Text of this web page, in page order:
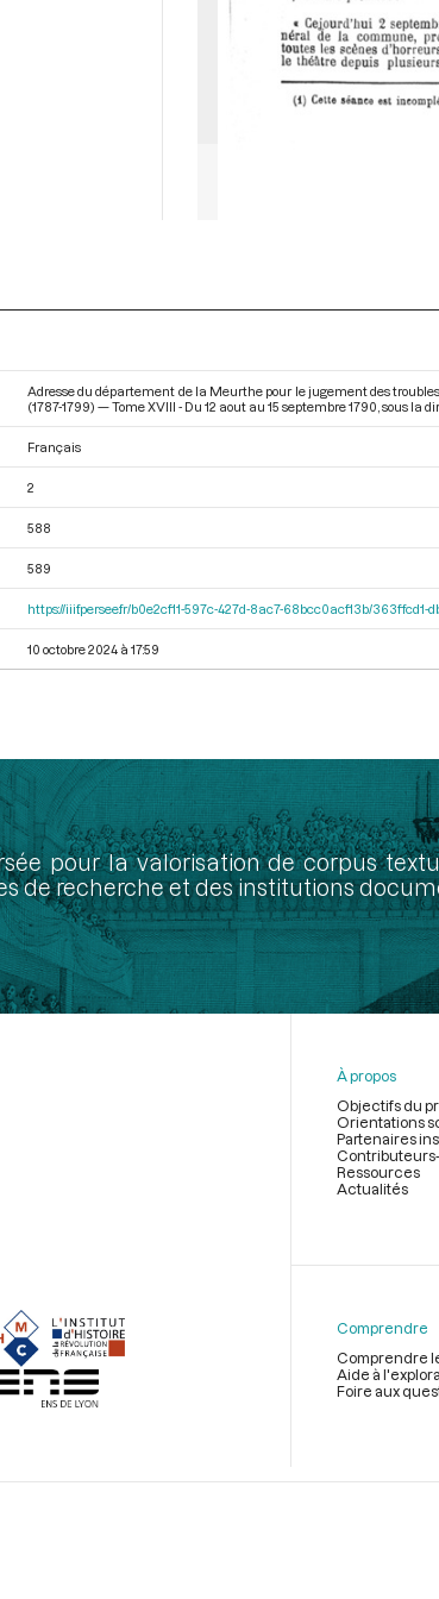
Adresse du département de la Meurthe pour le jugement des
(1787-1799) — Tome XVIII - Du 12 aout au 15 septembre 1790 , sous la
Français
2
588
589
https://iiif.persee.fr/b0e2cf11-597c-427d-8ac7-68bcc0acf13b/
10 octobre 2024 à 17:59
pour la valorisation de corpus
de recherche et des institutions
page
À propos
Objectifs du
Orientations
Partenaires
Ressources
Actualités
Comprendre
Comprendre
Aide à
Foire aux